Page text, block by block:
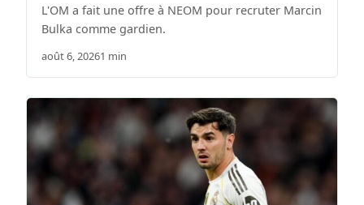
L'OM a fait une offre à NEOM pour recruter Marcin
Bulka comme gardien.
août 6, 20261 min